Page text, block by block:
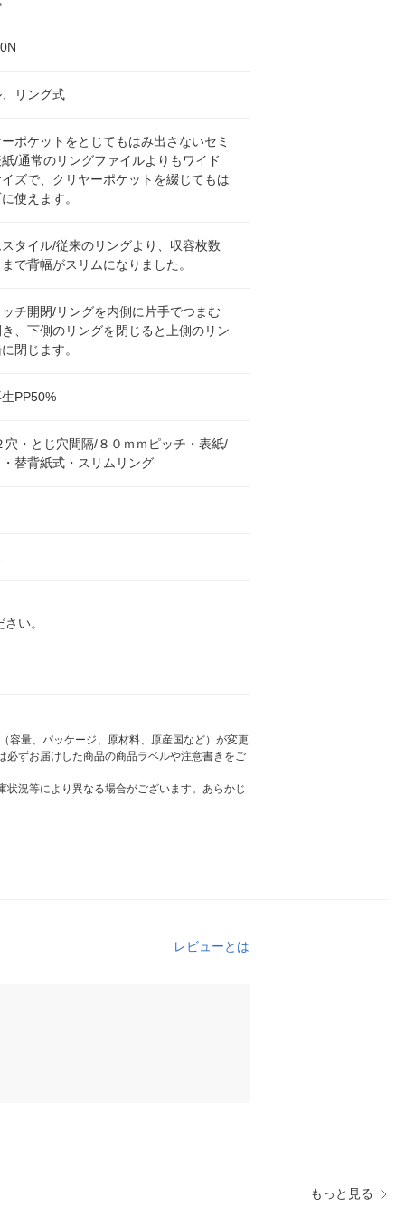
リング式
ーポケットをとじてもはみ出さないセミ
/通常のリングファイルよりもワイド
ズで、クリヤーポケットを綴じてもは
使えます。
スタイル/従来のリングより、収容枚数
で背幅がスリムになりました。
ッチ開閉/リングを内側に片手でつまむ
、下側のリングを閉じると上側のリン
閉じます。
PP50%
穴・とじ穴間隔/８０ｍｍピッチ・表紙/
・替背紙式・スリムリング
い。
容量、パッケージ、原材料、原産国など）が変更
ずお届けした商品の商品ラベルや注意書きをご
況等により異なる場合がございます。あらかじ
レビューとは
もっと見る